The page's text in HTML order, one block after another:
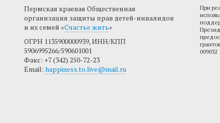
Пермская краевая Общественная
организация защиты прав детей-инвалидов
и их семей «Счастье жить»
ОГРН 1135900000939, ИНН/КПП
5906995266/590601001
Факс: +7 (342) 250-72-23
Email: happiness.to.live@mail.ru
При
009032